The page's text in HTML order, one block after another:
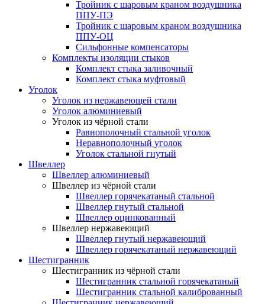
Тройник с шаровым краном воздушника
ППУ-ПЭ
Тройник с шаровым краном воздушника
ППУ-ОЦ
Сильфонные компенсаторы
Комплекты изоляции стыков
Комплект стыка заливочный
Комплект стыка муфтовый
Уголок
Уголок из нержавеющей стали
Уголок алюминиевый
Уголок из чёрной стали
Равнополочный стальной уголок
Неравнополочный уголок
Уголок стальной гнутый
Швеллер
Швеллер алюминиевый
Швеллер из чёрной стали
Швеллер горячекатаный стальной
Швеллер гнутый стальной
Швеллер оцинкованный
Швеллер нержавеющий
Швеллер гнутый нержавеющий
Швеллер горячекатаный нержавеющий
Шестигранник
Шестигранник из чёрной стали
Шестигранник стальной горячекатаный
Шестигранник стальной калиброванный